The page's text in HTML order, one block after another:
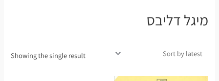
מיגל דליבס
Showing the single result